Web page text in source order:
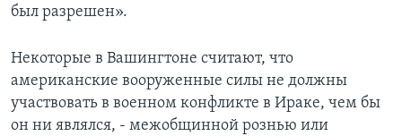
был разрешен».
Некоторые в Вашингтоне считают, что
американские вооруженные силы не должны
участвовать в военном конфликте в Ираке, чем бы
он ни являлся, - межобщинной рознью или